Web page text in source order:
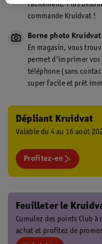
facilement. Plus
commande Kruidvat !
Borne photo Kruidvat
En magasin, vous
permet d’imprimer
téléphone (sans
super facile et prêt
Dépliant Kruidvat
Valable du 4 au 16 août
Profitez-en
Feuilleter le
Cumulez des points Club à
achat et profitez de